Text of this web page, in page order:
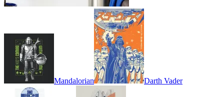
Mandalorian Darth Vader